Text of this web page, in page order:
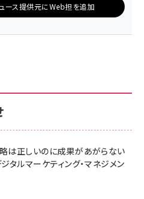
ース提供元にWeb担を追加
は正しいのに成果があがらない
タルマーケティング・マネジメン